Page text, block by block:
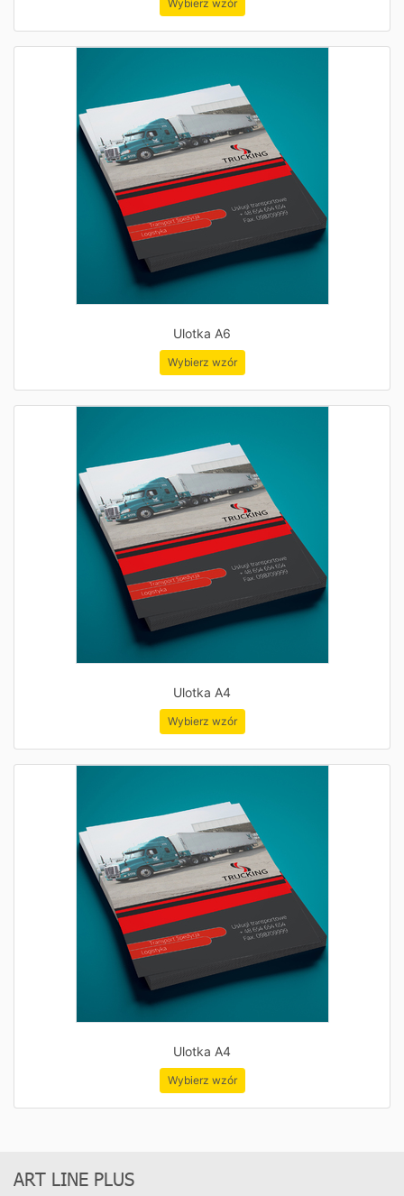
Wybierz wzór
Ulotka A6
Wybierz wzór
Ulotka A4
Wybierz wzór
Ulotka A4
Wybierz wzór
ART LINE PLUS